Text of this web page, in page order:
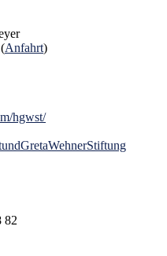
Anfahrt)
hgwst/
82